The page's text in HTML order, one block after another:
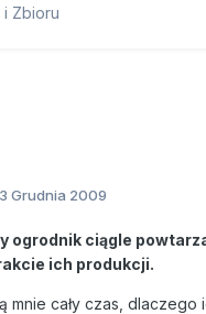
i Zbioru
Grudnia 2009
ogrodnik ciągle
ich produkcji.
mnie cały czas,